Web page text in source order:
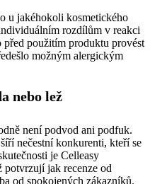
u jakéhokoli kosmetického
rozdílům v reakci
před použitím produktu provést
možným alergickým
nebo lež
není podvod ani podfuk.
nečestní konkurenti, kteří se
je Celleasy
potvrzují jak recenze od
od spokojených zákazníků.